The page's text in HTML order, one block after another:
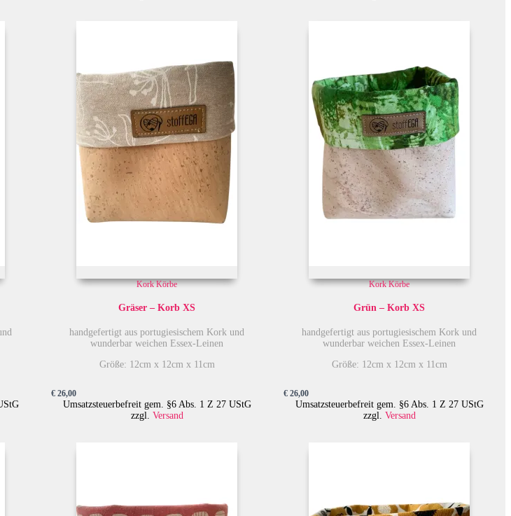
Kork Körbe
Gräser – Korb XS
handgefertigt aus portugiesischem Kork und
wunderbar weichen Essex-Leinen
Größe: 12cm x 12cm x 11cm
€ 26,00
Umsatzsteuerbefreit gem. §6 Abs. 1 Z 27 UStG
zzgl. Versand
Kork Körbe
Grün – Korb XS
handgefertigt aus portugiesischem Kork und
wunderbar weichen Essex-Leinen
Größe: 12cm x 12cm x 11cm
€ 26,00
Umsatzsteuerbefreit gem. §6 Abs. 1 Z 27 UStG
zzgl. Versand